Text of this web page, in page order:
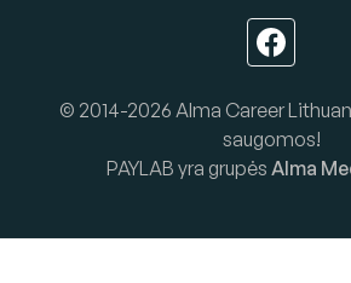
© 2014-2026 Alma Career
saugomos!
PAYLAB yra grupės Alma